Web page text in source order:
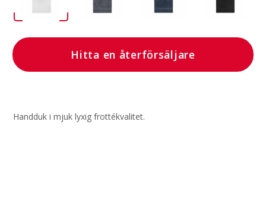
Hitta en återförsäljare
Handduk i mjuk lyxig frottékvalitet.